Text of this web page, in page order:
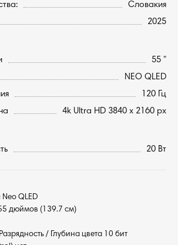
Словакия
2025
55 "
NEO QLED
120 Гц
4k Ultra HD 3840 x 2160 px
20 Вт
QLED
дюймов (139.7 см)
/ Глубина цвета 10 бит